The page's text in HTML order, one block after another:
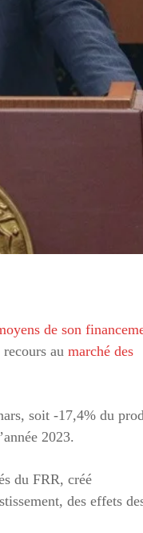
de son
au marché des
soit -17,4% du
2023.
du FRR, créé
des effets